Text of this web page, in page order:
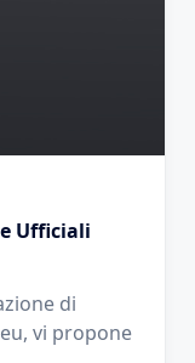
Ufficiali
di
vi propone